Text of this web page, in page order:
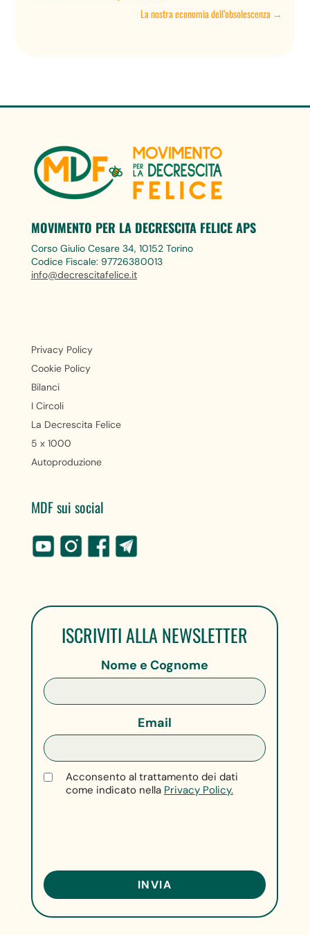
La nostra economia dell’obsolescenza→
MOVIMENTO PER LA DECRESCITA FELICE APS
Corso Giulio Cesare 34, 10152 Torino
Codice Fiscale: 97726380013
info@decrescitafelice.it
Privacy Policy
Cookie Policy
Bilanci
I Circoli
La Decrescita Felice
5 x 1000
Autoproduzione
MDF sui social
ISCRIVITI ALLA NEWSLETTER
Nome e Cognome
Email
Acconsento al trattamento dei dati
come indicato nella Privacy Policy.